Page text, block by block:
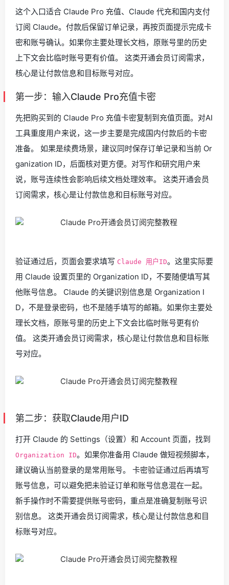
这个入口适合 Claude Pro 充值、Claude 代充和国内支付
订阅 Claude。付款后保留订单记录，再按页面提示完成卡
密和账号确认。如果你主要处理长文档，原账号里的历史
上下文会比临时账号更有价值。 这类开通会员订阅需求，
核心是让付款信息和目标账号对应。
第一步：输入Claude Pro充值卡密
先把购买到的 Claude Pro 充值卡密复制到充值页面。对AI
工具重度用户来说，这一步主要是完成国内付款后的卡密
准备。 如果是续费场景，建议同时保存订单记录和当前 Or
ganization ID，后面核对更方便。对写作和研究用户来
说，账号连续性会影响后续文档处理效率。 这类开通会员
订阅需求，核心是让付款信息和目标账号对应。
验证通过后，页面会要求填写 Claude 用户ID。这里实际要
用 Claude 设置页里的 Organization ID，不要随便填写其
他账号信息。 Claude 的关键识别信息是 Organization I
D，不是登录密码，也不是随手填写的邮箱。如果你主要处
理长文档，原账号里的历史上下文会比临时账号更有价
值。 这类开通会员订阅需求，核心是让付款信息和目标账
号对应。
第二步：获取Claude用户ID
打开 Claude 的 Settings（设置）和 Account 页面，找到
Organization ID。如果你准备用 Claude 做短视频脚本，
建议确认当前登录的是常用账号。 卡密验证通过后再填写
账号信息，可以避免把未验证订单和账号信息混在一起。
新手操作时不需要提供账号密码，重点是准确复制账号识
别信息。 这类开通会员订阅需求，核心是让付款信息和目
标账号对应。